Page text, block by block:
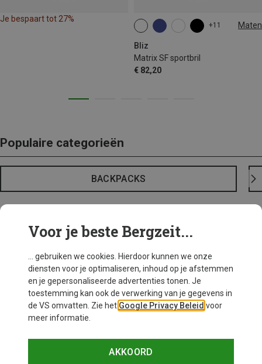
Je bespaart tot 27%
+11 Maten
Bliz
Matrix SF sportbril
€ 82,20
ONE SIZE
Populaire categorieën
BACKPACKS
Voor je beste Bergzeit...
... gebruiken we cookies. Hierdoor kunnen we onze
diensten voor je optimaliseren, inhoud op je afstemmen
en je gepersonaliseerde advertenties tonen. Je
toestemming kan ook de verwerking van je gegevens in
de VS omvatten. Zie het Google Privacy Beleid voor
meer informatie.
AKKOORD